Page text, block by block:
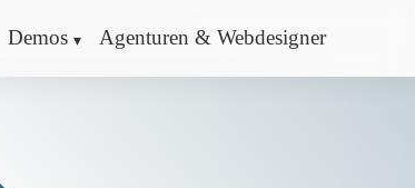
Demos Agenturen & Webdesigner